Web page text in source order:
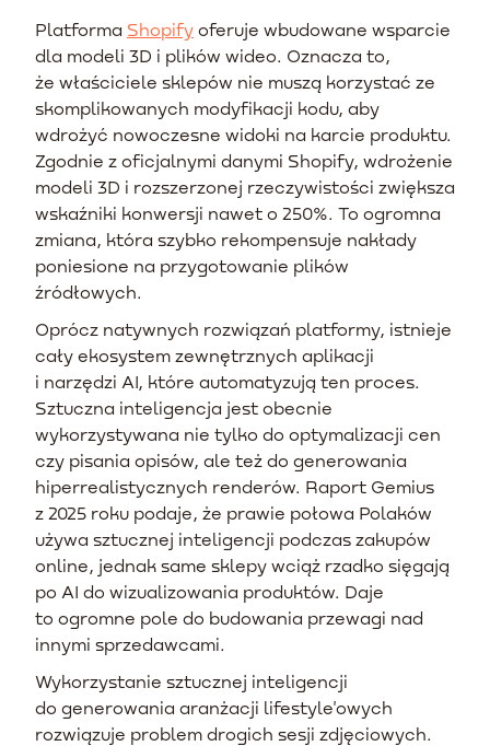
Platforma Shopify oferuje wbudowane wsparcie
dla modeli 3D i plików wideo. Oznacza to,
że właściciele sklepów nie muszą korzystać ze
skomplikowanych modyfikacji kodu, aby
wdrożyć nowoczesne widoki na karcie produktu.
Zgodnie z oficjalnymi danymi Shopify, wdrożenie
modeli 3D i rozszerzonej rzeczywistości zwiększa
wskaźniki konwersji nawet o 250%. To ogromna
zmiana, która szybko rekompensuje nakłady
poniesione na przygotowanie plików
źródłowych.
Oprócz natywnych rozwiązań platformy, istnieje
cały ekosystem zewnętrznych aplikacji
i narzędzi AI, które automatyzują ten proces.
Sztuczna inteligencja jest obecnie
wykorzystywana nie tylko do optymalizacji cen
czy pisania opisów, ale też do generowania
hiperrealistycznych renderów. Raport Gemius
z 2025 roku podaje, że prawie połowa Polaków
używa sztucznej inteligencji podczas zakupów
online, jednak same sklepy wciąż rzadko sięgają
po AI do wizualizowania produktów. Daje
to ogromne pole do budowania przewagi nad
innymi sprzedawcami.
Wykorzystanie sztucznej inteligencji
do generowania aranżacji lifestyle'owych
rozwiązuje problem drogich sesji zdjęciowych.